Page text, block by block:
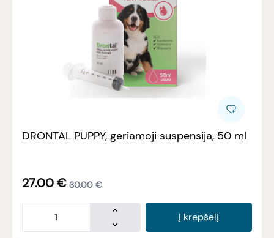
DRONTAL PUPPY, geriamoji suspensija, 50 ml
27.00€ 30.00 €
Į krepšelį